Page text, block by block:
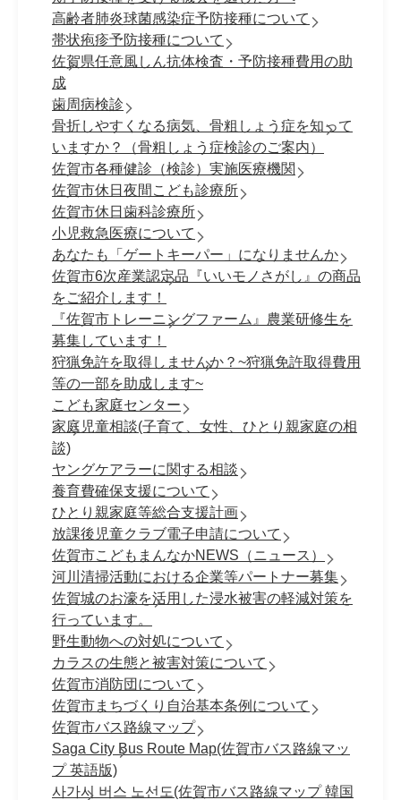
高齢者肺炎球菌感染症予防接種について
帯状疱疹予防接種について
佐賀県任意風しん抗体検査・予防接種費用の助
成
歯周病検診
骨折しやすくなる病気、骨粗しょう症を知って
いますか？（骨粗しょう症検診のご案内）
佐賀市各種健診（検診）実施医療機関
佐賀市休日夜間こども診療所
佐賀市休日歯科診療所
小児救急医療について
あなたも「ゲートキーパー」になりませんか
佐賀市6次産業認定品『いいモノさがし』の商品
をご紹介します！
『佐賀市トレーニングファーム』農業研修生を
募集しています！
狩猟免許を取得しませんか？~狩猟免許取得費用
等の一部を助成します~
こども家庭センター
家庭児童相談(子育て、女性、ひとり親家庭の相
談)
ヤングケアラーに関する相談
養育費確保支援について
ひとり親家庭等総合支援計画
放課後児童クラブ電子申請について
佐賀市こどもまんなかNEWS（ニュース）
河川清掃活動における企業等パートナー募集
佐賀城のお濠を活用した浸水被害の軽減対策を
行っています。
野生動物への対処について
カラスの生態と被害対策について
佐賀市消防団について
佐賀市まちづくり自治基本条例について
佐賀市バス路線マップ
Saga City Bus Route Map(佐賀市バス路線マッ
プ 英語版)
사가시 버스 노선도(佐賀市バス路線マップ 韓国